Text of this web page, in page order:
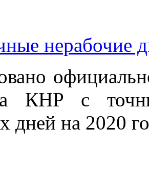
нерабочие
КНР с
дней на 2020